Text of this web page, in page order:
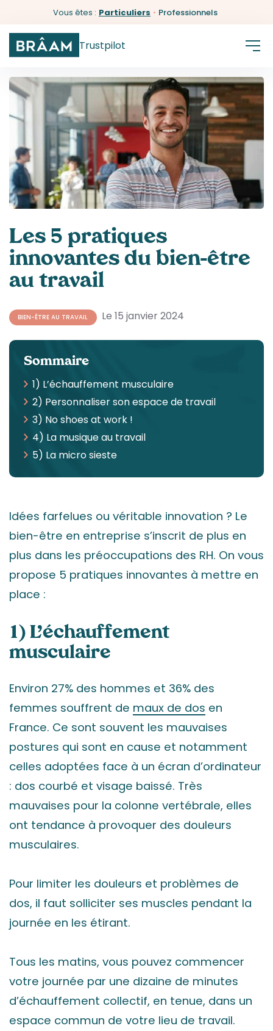
Vous êtes : Particuliers • Professionnels
Trustpilot
Les 5 pratiques
innovantes du bien-être
au travail
BIEN-ÊTRE AU TRAVAIL Le 15 janvier 2024
Sommaire
1) L’échauffement musculaire
2) Personnaliser son espace de travail
3) No shoes at work !
4) La musique au travail
5) La micro sieste
Idées farfelues ou véritable innovation ? Le
bien-être en entreprise s’inscrit de plus en
plus dans les préoccupations des RH. On vous
propose 5 pratiques innovantes à mettre en
place :
1) L’échauffement
musculaire
Environ 27% des hommes et 36% des
femmes souffrent de maux de dos en
France. Ce sont souvent les mauvaises
postures qui sont en cause et notamment
celles adoptées face à un écran d’ordinateur
: dos courbé et visage baissé. Très
mauvaises pour la colonne vertébrale, elles
ont tendance à provoquer des douleurs
musculaires.
Pour limiter les douleurs et problèmes de
dos, il faut solliciter ses muscles pendant la
journée en les étirant.
Tous les matins, vous pouvez commencer
votre journée par une dizaine de minutes
d’échauffement collectif, en tenue, dans un
espace commun de votre lieu de travail.